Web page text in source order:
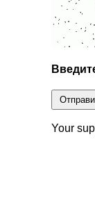
Your